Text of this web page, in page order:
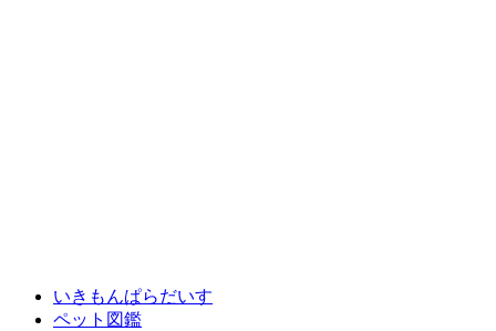
いきもんぱらだいす
ペット図鑑